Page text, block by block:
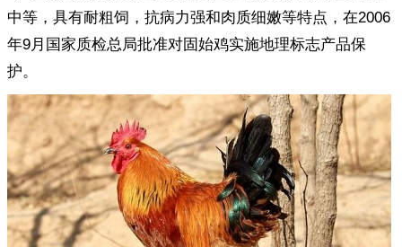
中等，具有耐粗饲，抗病力强和肉质细嫩等特点，在2006
年9月国家质检总局批准对固始鸡实施地理标志产品保
护。